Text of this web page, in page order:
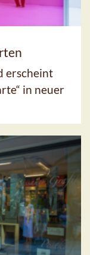
erscheint
in neuer